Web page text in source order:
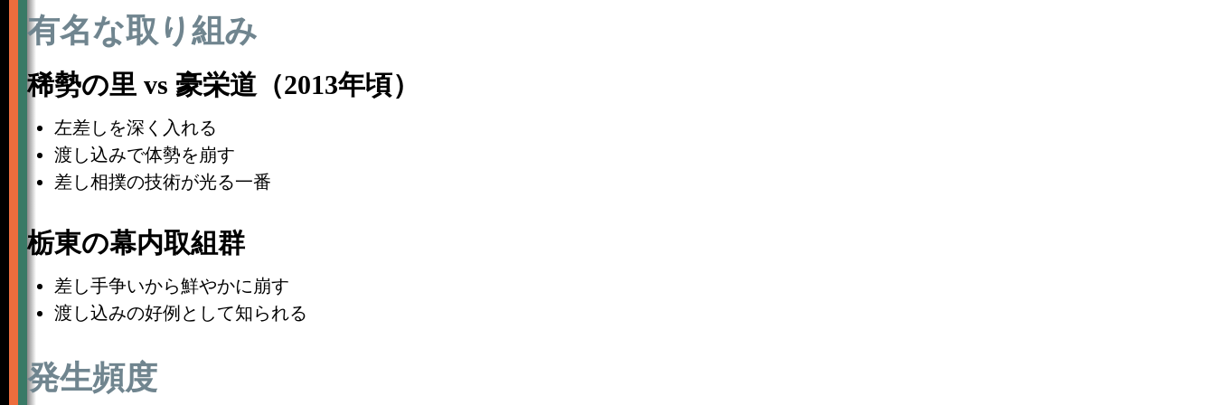
有名な取り組み
稀勢の里 vs 豪栄道（2013年頃）
左差しを深く入れる
渡し込みで体勢を崩す
差し相撲の技術が光る一番
栃東の幕内取組群
差し手争いから鮮やかに崩す
渡し込みの好例として知られる
発生頻度